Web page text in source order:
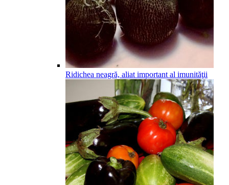
Ridichea neagră, aliat important al imunităţii